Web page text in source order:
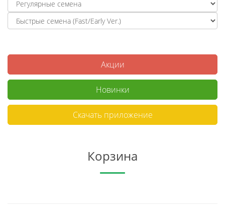
Акции
Новинки
Скачать приложение
Корзина